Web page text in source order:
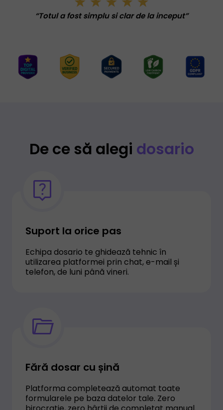
“Super încântat de promptitudinea și
De ce să alegi dosario
Suport la orice pas
Echipa dosario te ghidează tehnic în
utilizarea platformei prin chat, e-mail și
telefon, de luni până vineri.
Fără dosar cu șină
Platforma completează automat toate
formularele pe baza datelor tale. Zero